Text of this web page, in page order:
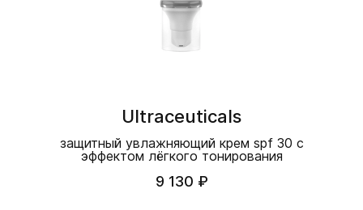
Ultraceuticals
защитный увлажняющий крем spf 30 с
эффектом лёгкого тонирования
9 130 ₽